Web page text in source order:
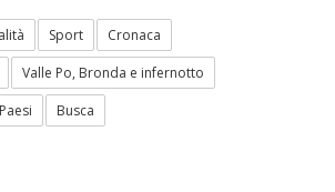
Sport
Cronaca
Valle Po, Bronda e infernotto
Paesi Busca